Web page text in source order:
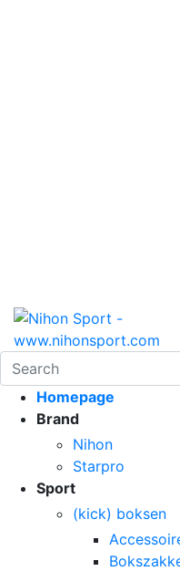
Homepage
Brand
Nihon
Starpro
Sport
(kick) boksen